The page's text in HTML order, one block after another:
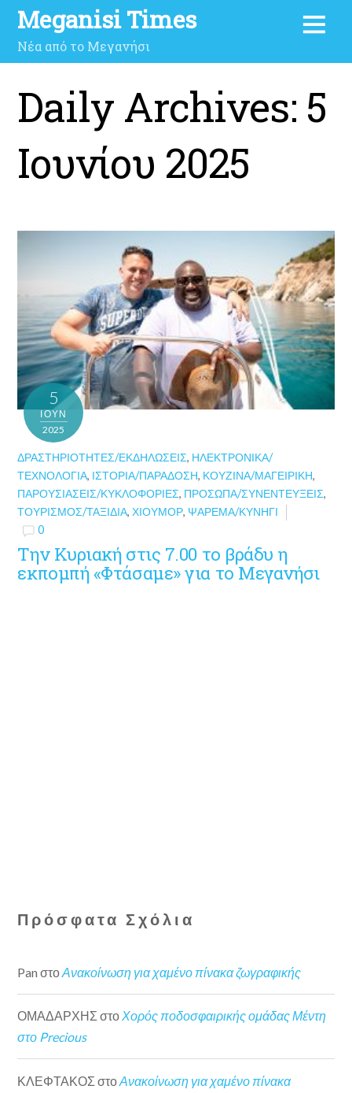
Meganisi Times
Νέα από το Μεγανήσι
Daily Archives: 5
Ιουνίου 2025
5
ΙΟΎΝ
2025
ΔΡΑΣΤΗΡΙΌΤΗΤΕΣ/ΕΚΔΗΛΏΣΕΙΣ, ΗΛΕΚΤΡΟΝΙΚΆ/
ΤΕΧΝΟΛΟΓΊΑ, ΙΣΤΟΡΊΑ/ΠΑΡΆΔΟΣΗ, ΚΟΥΖΊΝΑ/ΜΑΓΕΙΡΙΚΉ,
ΠΑΡΟΥΣΙΆΣΕΙΣ/ΚΥΚΛΟΦΟΡΊΕΣ, ΠΡΌΣΩΠΑ/ΣΥΝΕΝΤΕΎΞΕΙΣ,
ΤΟΥΡΙΣΜΌΣ/ΤΑΞΊΔΙΑ,ΧΙΟΎΜΟΡ, ΨΆΡΕΜΑ/ΚΥΝΉΓΙ
0
Την Κυριακή στις 7.00 το βράδυ η
εκπομπή «Φτάσαμε» για το Μεγανήσι
Πρόσφατα Σχόλια
Pan στοΑνακοίνωση για χαμένο πίνακα ζωγραφικής
ΟΜΑΔΑΡΧΗΣ στοΧορός ποδοσφαιρικής ομάδας Μέντη
στο Precious
ΚΛΕΦΤΑΚΟΣ στοΑνακοίνωση για χαμένο πίνακα